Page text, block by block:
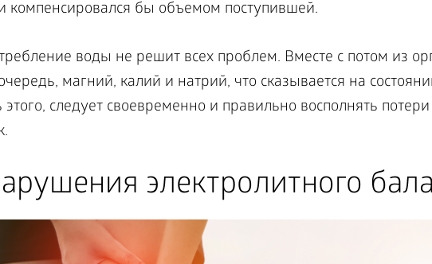
компенсировался бы объемом поступившей.
воды не решит всех проблем. Вместе с потом из
магний, калий и натрий, что сказывается на
следует своевременно и правильно восполнять
электролитного